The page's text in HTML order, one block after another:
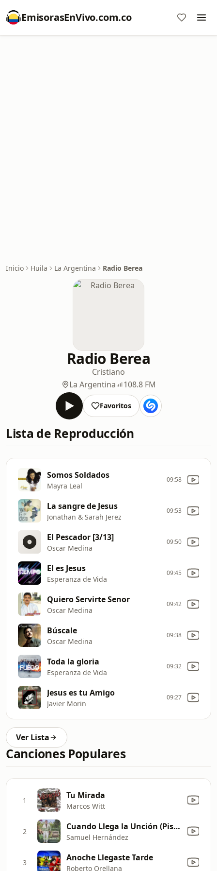
EmisorasEnVivo.com.co
Inicio Huila La Argentina Radio Berea
Radio Berea
Cristiano
La Argentina
108.8 FM
Favoritos
Lista de Reproducción
Somos Soldados
Mayra Leal
09:58
La sangre de Jesus
Jonathan & Sarah Jerez
09:53
El Pescador [3/13]
Oscar Medina
09:50
El es Jesus
Esperanza de Vida
09:45
Quiero Servirte Senor
Oscar Medina
09:42
Búscale
Oscar Medina
09:38
Toda la gloria
Esperanza de Vida
09:32
Jesus es tu Amigo
Javier Morin
09:27
Ver Lista
Canciones Populares
1 Tu Mirada
Marcos Witt
2 Cuando Llega la Unción (Pistas Originales)
Samuel Hernández
3 Anoche Llegaste Tarde
Roberto Orellana